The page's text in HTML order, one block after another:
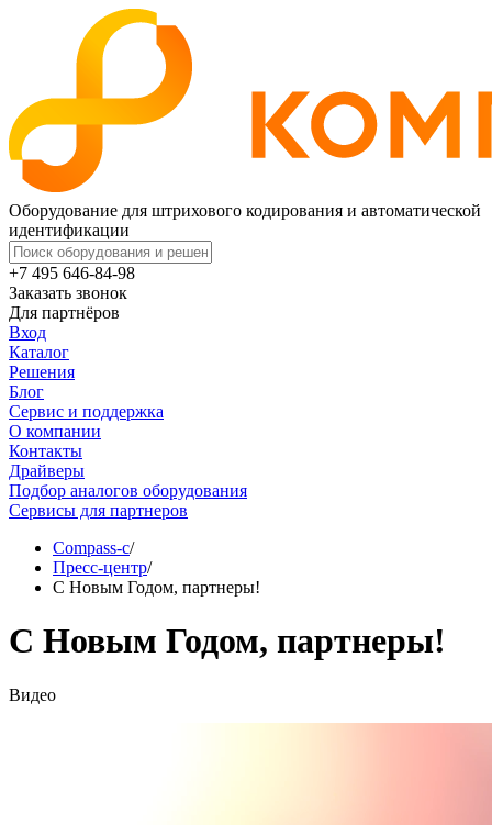
Оборудование для штрихового кодирования и автоматической
идентификации
+7 495 646-84-98
Заказать звонок
Для партнёров
Вход
Каталог
Решения
Блог
Сервис и поддержка
О компании
Контакты
Драйверы
Подбор аналогов оборудования
Сервисы для партнеров
Compass-c/
Пресс-центр/
С Новым Годом, партнеры!
С Новым Годом, партнеры!
Видео